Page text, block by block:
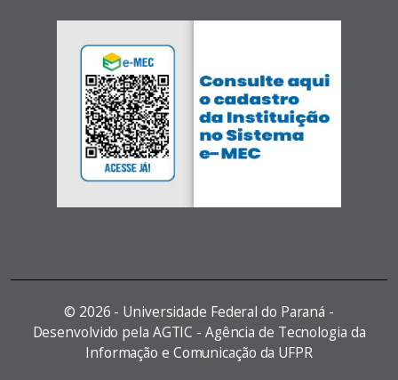
© 2026 - Universidade Federal do Paraná -
Desenvolvido pela AGTIC - Agência de Tecnologia da
Informação e Comunicação da UFPR